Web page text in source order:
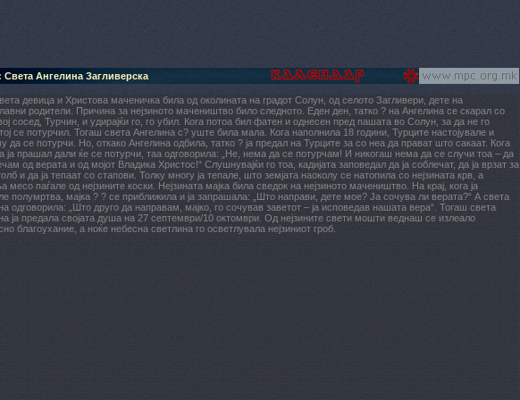
Света Ангелина Загливерска
девица и Христова маченичка била од околината на градот Солун, од селото Загливери, дете на
родители. Причина за нејзиното мачеништво било следното. Еден ден, татко ? на Ангелина се скарал со
сосед, Турчин, и удирајќи го, го убил. Кога потоа бил фатен и однесен пред пашата во Солун, за да не го
тој се потурчил. Тогаш света Ангелина с? уште била мала. Кога наполнила 18 години, Турците настојувале и
да се потурчи. Но, откако Ангелина одбила, татко ? ја предал на Турците за со неа да прават што сакаат. Кога
ја прашал дали ќе се потурчи, таа одговорила: „Не, нема да се потурчам! И никогаш нема да се случи тоа – да
од верата и од мојот Владика Христос!“ Слушнувајќи го тоа, кадијата заповедал да ја соблечат, да ја врзат за
и да ја тепаат со стапови. Толку многу ја тепале, што земјата наоколу се натопила со нејзината крв, а
месо паѓале од нејзините коски. Нејзината мајка била сведок на нејзиното мачеништво. На крај, кога ја
полумртва, мајка ? ? се приближила и ја запрашала: „Што направи, дете мое? Ја сочува ли верата?“ А света
одговорила: „Што друго да направам, мајко, го сочував заветот – ја исповедав нашата вера“. Тогаш света
ја предала својата душа на 27 септември/10 октомври. Од нејзините свети мошти веднаш се излеало
благоухание, а ноќе небесна светлина го осветлувала нејзиниот гроб.